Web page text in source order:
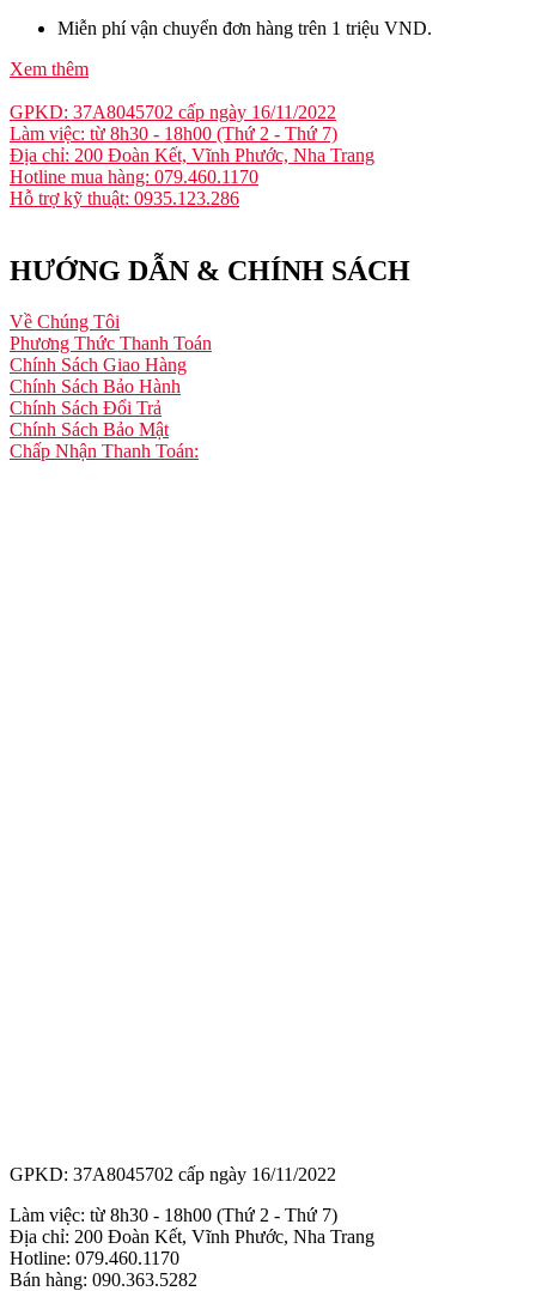
Miễn phí vận chuyển đơn hàng trên 1 triệu VND.
Xem thêm
GPKD: 37A8045702 cấp ngày 16/11/2022
Làm việc: từ 8h30 - 18h00 (Thứ 2 - Thứ 7)
Địa chỉ: 200 Đoàn Kết, Vĩnh Phước, Nha Trang
Hotline mua hàng: 079.460.1170
Hỗ trợ kỹ thuật: 0935.123.286
HƯỚNG DẪN & CHÍNH SÁCH
Về Chúng Tôi
Phương Thức Thanh Toán
Chính Sách Giao Hàng
Chính Sách Bảo Hành
Chính Sách Đổi Trả
Chính Sách Bảo Mật
Chấp Nhận Thanh Toán:
GPKD: 37A8045702 cấp ngày 16/11/2022
Làm việc: từ 8h30 - 18h00 (Thứ 2 - Thứ 7)
Địa chỉ: 200 Đoàn Kết, Vĩnh Phước, Nha Trang
Hotline: 079.460.1170
Bán hàng: 090.363.5282